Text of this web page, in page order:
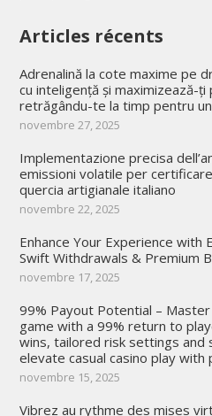
Articles récents
Adrenalină la cote maxime pe
cu inteligență și maximizează-
retrăgându-te la timp pentru
novembre 27, 2025
Implementazione precisa
emissioni volatile per
quercia artigianale italiano
novembre 22, 2025
Enhance Your Experience with
Swift Withdrawals & Premium
novembre 17, 2025
99% Payout Potential – Master
game with a 99% return to
wins, tailored risk settings and
elevate casual casino play with
novembre 15, 2025
Vibrez au rythme des mises